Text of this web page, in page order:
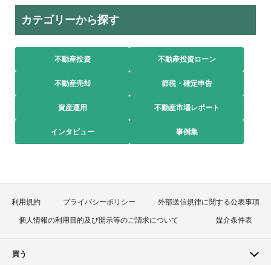
カテゴリーから探す
不動産投資 不動産投資ローン
不動産売却 節税・確定申告
資産運用 不動産市場レポート
インタビュー 事例集
利用規約 プライバシーポリシー 外部送信規律に関する公表事項
個人情報の利用目的及び開示等のご請求について 媒介条件表
買う